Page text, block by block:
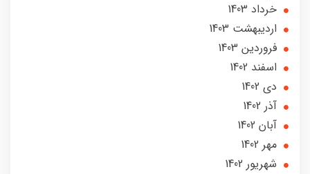
خرداد 1403
ارديبهشت 1403
فروردین 1403
اسفند 1402
دی 1402
آذر 1402
آبان 1402
مهر 1402
شهریور 1402